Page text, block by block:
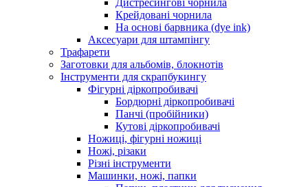
Крейдовані чорнила
На основі барвника (dye ink)
Аксесуари для штампінгу
Трафарети
Заготовки для альбомів, блокнотів
Інструменти для скрапбукингу
Фігурні діркопробивачі
Бордюрні діркопробивачі
Панчі (пробійники)
Кутові діркопробивачі
Ножиці, фігурні ножиці
Ножі, різаки
Різні інструменти
Машинки, ножі, папки